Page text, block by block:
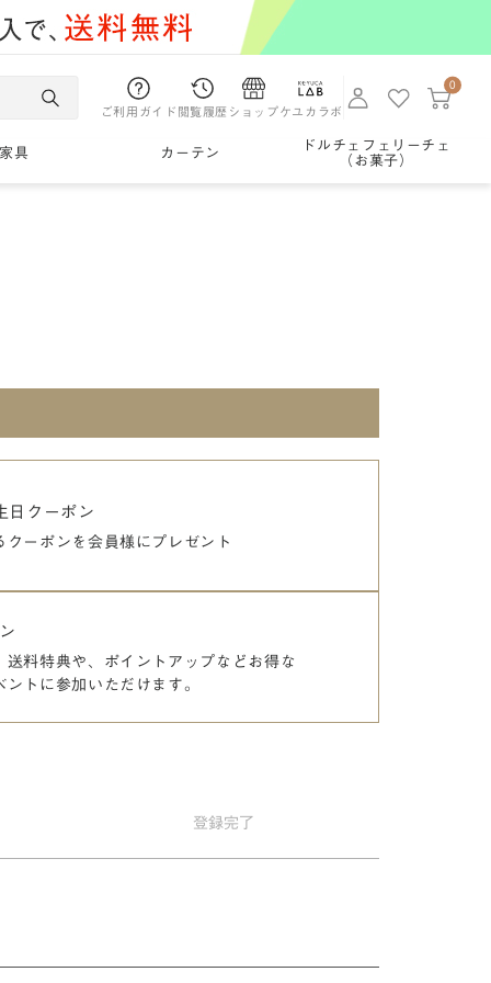
ご利用ガイド 閲覧履歴 ショップケユカラボ
0
家具 カーテン
ドルチェフェリーチェ
（お菓子）
日クーポン
クーポンを 会員様にプレゼント
料特典や、
ポイントアップなどお得な
ントに参加いただけます。
登録完了